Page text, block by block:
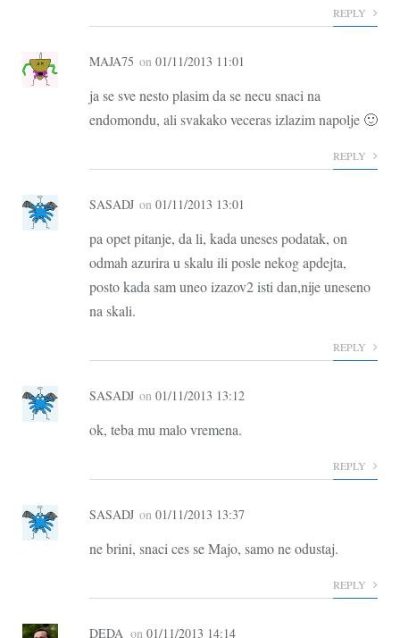
REPLY
MAJA75 on 01/11/2013 11:01
ja se sve nesto plasim da se necu snaci na
endomondu, ali svakako veceras izlazim napolje 🙂
REPLY
SASADJ on 01/11/2013 13:01
pa opet pitanje, da li, kada uneses podatak, on
odmah azurira u skalu ili posle nekog apdejta,
posto kada sam uneo izazov2 isti dan,nije uneseno
na skali.
REPLY
SASADJ on 01/11/2013 13:12
ok, teba mu malo vremena.
REPLY
SASADJ on 01/11/2013 13:37
ne brini, snaci ces se Majo, samo ne odustaj.
REPLY
DEDA on 01/11/2013 14:14